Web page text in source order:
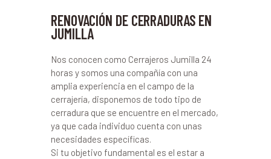
RENOVACIÓN DE CERRADURAS EN
JUMILLA
Nos conocen como Cerrajeros Jumilla 24
horas y somos una compañía con una
amplia experiencia en el campo de la
cerrajería, disponemos de todo tipo de
cerradura que se encuentre en el mercado,
ya que cada individuo cuenta con unas
necesidades específicas.
Si tu objetivo fundamental es el estar a